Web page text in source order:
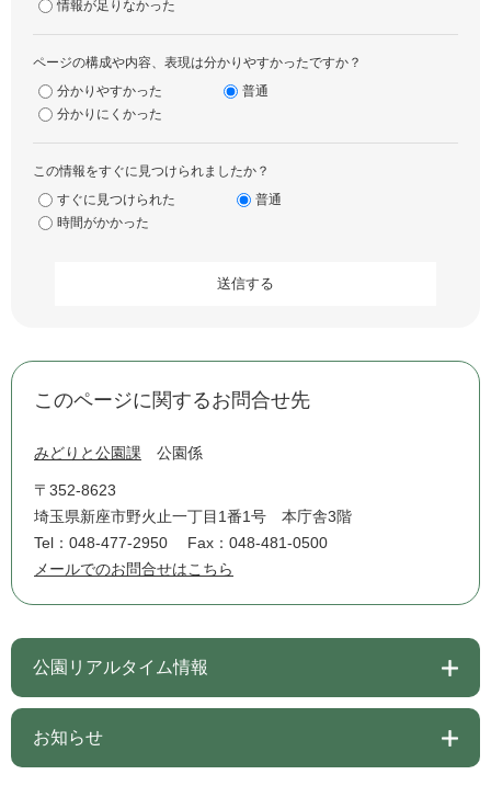
情報が足りなかった
ページの構成や内容、表現は分かりやすかったですか？
分かりやすかった
普通
分かりにくかった
この情報をすぐに見つけられましたか？
すぐに見つけられた
普通
時間がかかった
このページに関するお問合せ先
みどりと公園課 公園係
〒352-8623
埼玉県新座市野火止一丁目1番1号 本庁舎3階
Tel：048-477-2950
Fax：048-481-0500
メールでのお問合せはこちら
公園リアルタイム情報
お知らせ